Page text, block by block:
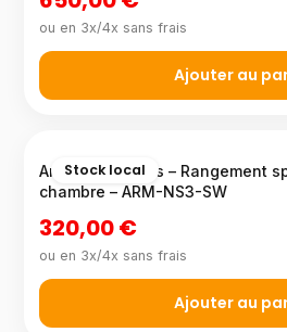
ou en 3x/4x sans frais
Ajouter au
Stock local
Armoire 3 portes – Rangement
chambre – ARM-NS3-SW
320,00 €
ou en 3x/4x sans frais
Ajouter au